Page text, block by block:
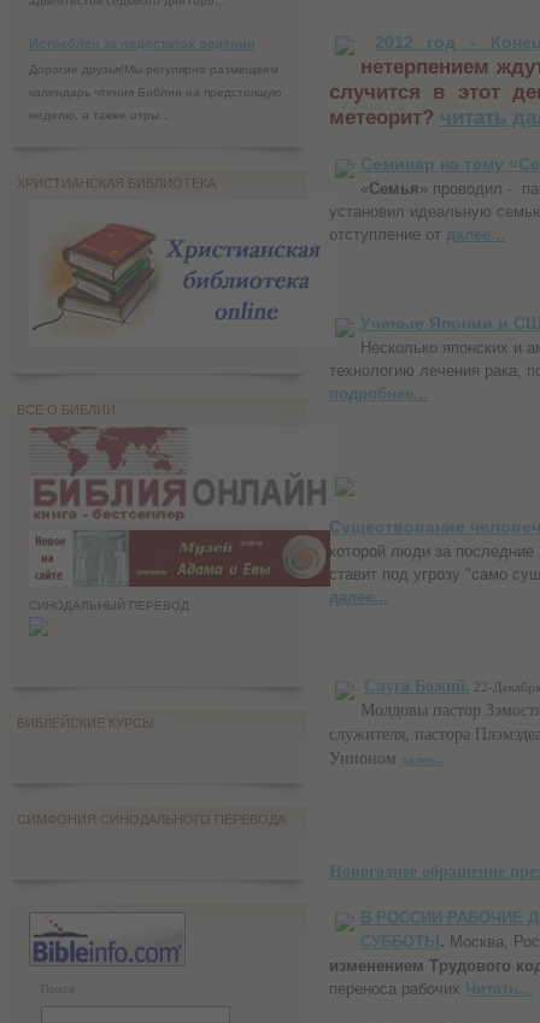
Истреблен за недостаток ведения
Дорогие друзья!Мы регулярно размещаем
календарь чтения Библии на предстоящую
неделю, а также отры...
ХРИСТИАНСКАЯ БИБЛИОТЕКА
ВСЁ О БИБЛИИ
СИНОДАЛЬНЫЙ ПЕРЕВОД
БИБЛЕЙСКИЕ КУРСЫ
СИМФОНИЯ СИНОДАЛЬНОГО ПЕРЕВОДА
2012 год -
нетерпением
случится в этот
метеорит? читать
Семинар на тему
«Семья» проводил -
установил идеальную
отступление от далее...
Ученые Японии и
Несколько японских и
технологию лечения рака,
подробнее...
Существование
которой люди за
ставит под угрозу "само
далее...
Слуга Божий. 22-
Молдовы пастор
служителя, пастора
Унионом далее...
Новогоднее обращение
В РОССИИ РАБОЧИЕ
СУББОТЫ . Москва,
изменением Трудового
переноса рабочих Читать...